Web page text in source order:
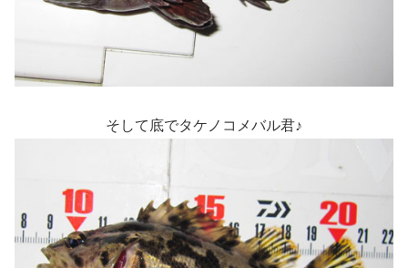
そして底でタケノコメバル君♪